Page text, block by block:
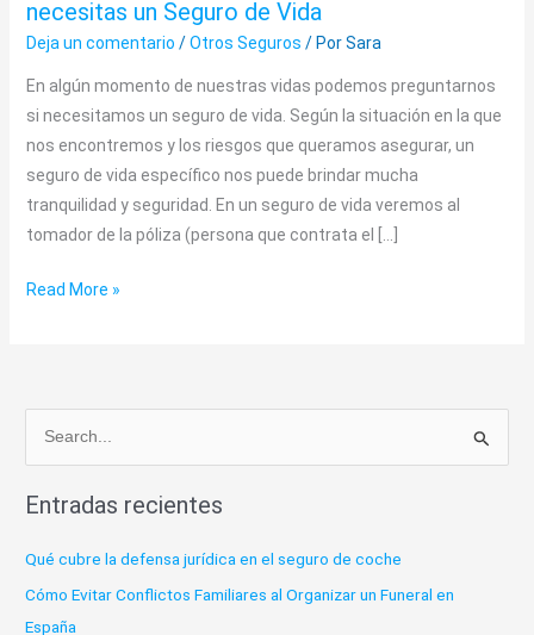
necesitas un Seguro de Vida
Deja un comentario /Otros Seguros / PorSara
En algún momento de nuestras vidas podemos preguntarnos
si necesitamos un seguro de vida. Según la situación en la que
nos encontremos y los riesgos que queramos asegurar, un
seguro de vida específico nos puede brindar mucha
tranquilidad y seguridad. En un seguro de vida veremos al
tomador de la póliza (persona que contrata el […]
te
preguntas
si
necesitas
de
Vida
Read More »
s
a
r
Entradas recientes
Qué cubre la defensa jurídica en el seguro de coche
Cómo Evitar Conflictos Familiares al Organizar un Funeral en
España